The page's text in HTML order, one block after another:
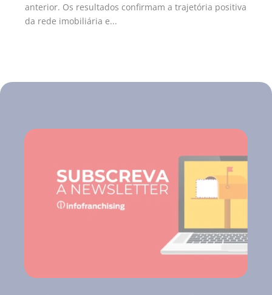
anterior. Os resultados confirmam a trajetória positiva
da rede imobiliária e...